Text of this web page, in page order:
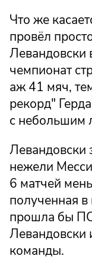
Что же
провёл
Левандовски
чемпионат
аж 41 мяч,
рекорд"
с небольшим
Левандовски
нежели
6 матчей
полученная
прошла бы
Левандовски
команды.